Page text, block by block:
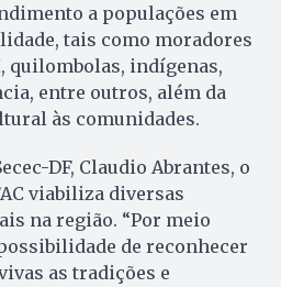
a populações em
tais como moradores
quilombolas, indígenas,
entre outros, além da
às comunidades.
DF, Claudio Abrantes, o
viabiliza diversas
na região. “Por meio
de reconhecer
as tradições e